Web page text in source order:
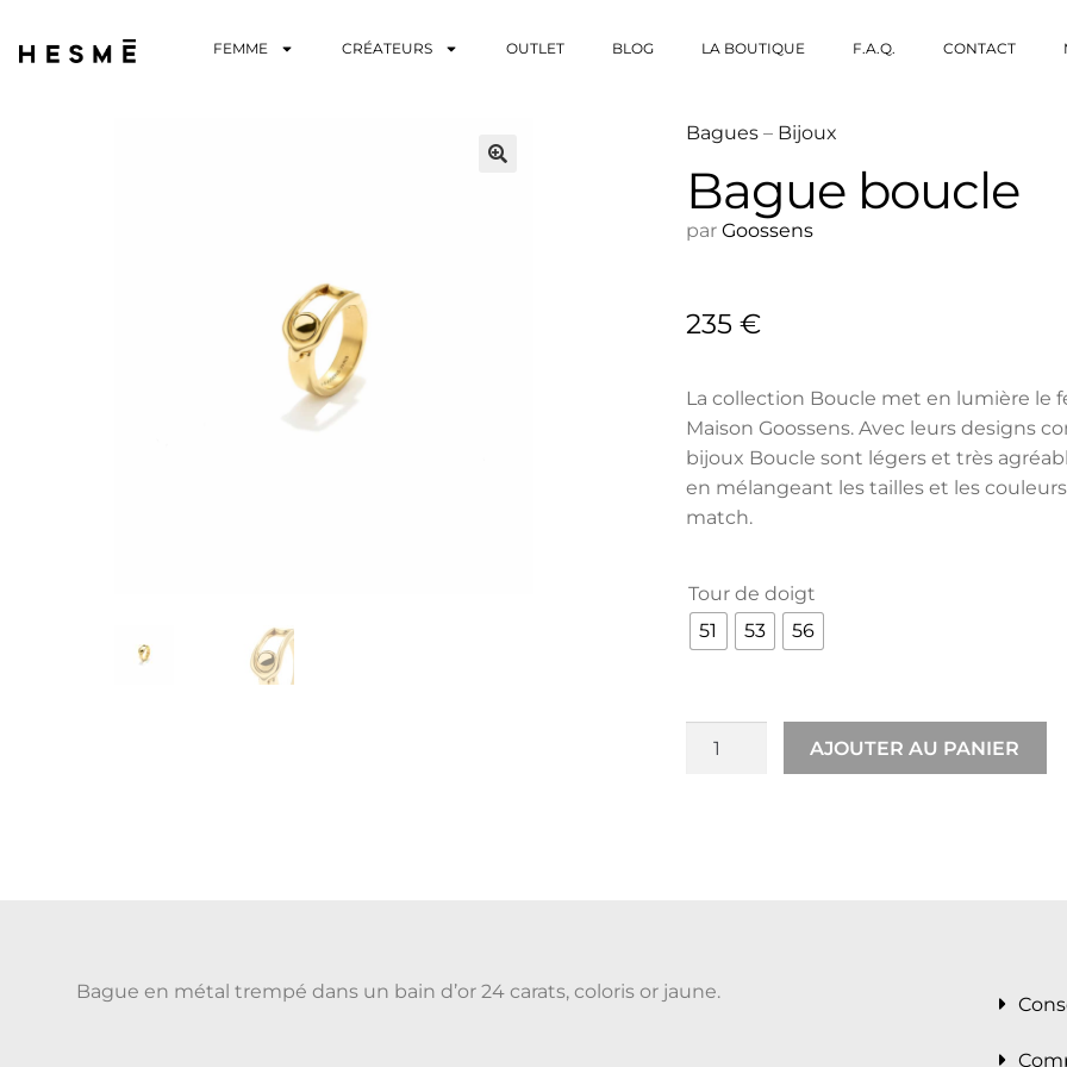
FEMME CRÉATEURS OUTLET BLOG LA BOUTIQUE F.A.Q. CONTACT
Bagues– Bijoux
Bague boucle
par Goossens
235 €
La collection Boucle met en lumière le
Maison Goossens. Avec leurs designs
bijoux Boucle sont légers et très
en mélangeant les tailles et les
match.
Tour de doigt
51
53 56
AJOUTER AU PANIER
Bague en métal trempé dans un bain d’or 24 carats, coloris or jaune.